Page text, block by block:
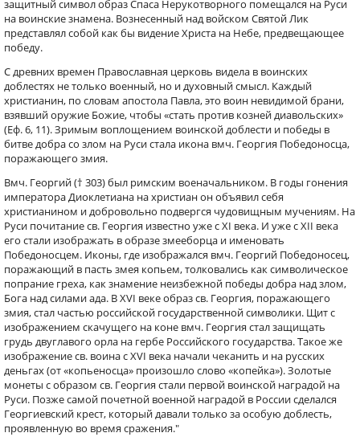
защитный символ образ Спаса Нерукотворного помещался на Руси
на воинские знамена. Вознесенный над войском Святой Лик
представлял собой как бы видение Христа на Небе, предвещающее
победу.
С древних времен Православная церковь видела в воинских
доблестях не только военный, но и духовный смысл. Каждый
христианин, по словам апостола Павла, это воин невидимой брани,
взявший оружие Божие, чтобы «стать против козней диавольских»
(Еф. 6, 11). Зримым воплощением воинской доблести и победы в
битве добра со злом на Руси стала икона вмч. Георгия Победоносца,
поражающего змия.
Вмч. Георгий († 303) был римским военачальником. В годы гонения
императора Диоклетиана на христиан он объявил себя
христианином и добровольно подвергся чудовищным мучениям. На
Руси почитание св. Георгия известно уже с XI века. И уже с XII века
его стали изображать в образе змееборца и именовать
Победоносцем. Иконы, где изображался вмч. Георгий Победоносец,
поражающий в пасть змея копьем, толковались как символическое
попрание греха, как знамение неизбежной победы добра над злом,
Бога над силами ада. В XVI веке образ св. Георгия, поражающего
змия, стал частью российской государственной символики. Щит с
изображением скачущего на коне вмч. Георгия стал защищать
грудь двуглавого орла на гербе Российского государства. Такое же
изображение св. воина с XVI века начали чеканить и на русских
деньгах (от «копьеносца» произошло слово «копейка»). Золотые
монеты с образом св. Георгия стали первой воинской наградой на
Руси. Позже самой почетной военной наградой в России сделался
Георгиевский крест, который давали только за особую доблесть,
проявленную во время сражения."